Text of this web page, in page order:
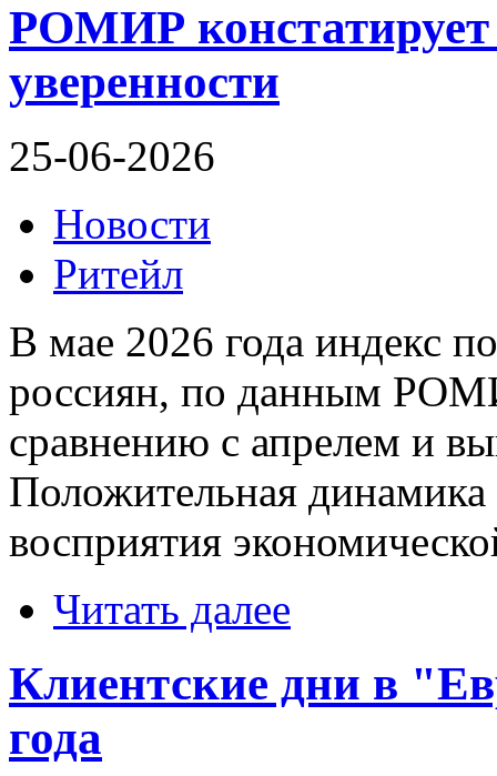
РОМИР констатирует
уверенности
25-06-2026
Новости
Ритейл
В мае 2026 года индекс
россиян, по данным
сравнению с апрелем и
Положительная динамика
восприятия
Читать далее
Клиентские дни в
года